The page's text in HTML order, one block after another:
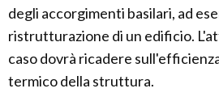
degli accorgimenti basilari, ad
ristrutturazione di un edificio.
caso dovrà ricadere
termico della struttura.